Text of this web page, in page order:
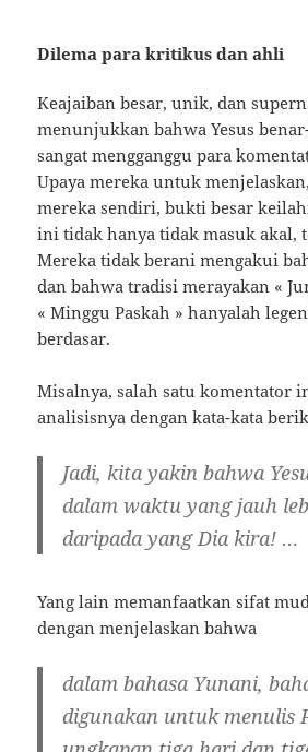
Dilema para kritikus dan ahli
Keajaiban besar, unik, dan
menunjukkan bahwa Yesus
sangat mengganggu para
Upaya mereka untuk
mereka sendiri, bukti besar
ini tidak hanya tidak masuk akal,
Mereka tidak berani mengakui
dan bahwa tradisi merayakan «
« Minggu Paskah » hanyalah
berdasar.
Misalnya, salah satu komentator
analisisnya dengan kata-kata
Jadi, kita yakin bahwa
dalam waktu yang jauh
daripada yang Dia kira! …
Yang lain memanfaatkan sifat
dengan menjelaskan bahwa
dalam bahasa Yunani,
digunakan untuk menulis